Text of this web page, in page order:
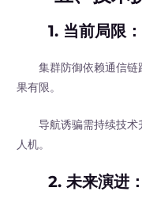
1. 当前局限 ：
集群防御依赖通信链
果有限。
导航诱骗需持续技术
人机。
2. 未来演进 ：